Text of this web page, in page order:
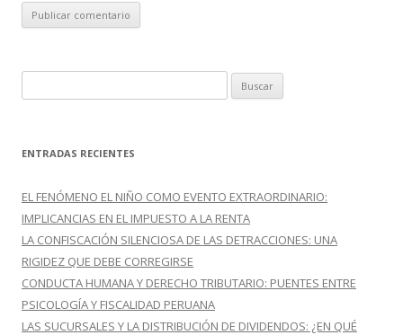
u
c
r
:
ENTRADAS RECIENTES
EL FENÓMENO EL NIÑO COMO EVENTO EXTRAORDINARIO:
IMPLICANCIAS EN EL IMPUESTO A LA RENTA
LA CONFISCACIÓN SILENCIOSA DE LAS DETRACCIONES: UNA
RIGIDEZ QUE DEBE CORREGIRSE
CONDUCTA HUMANA Y DERECHO TRIBUTARIO: PUENTES ENTRE
PSICOLOGÍA Y FISCALIDAD PERUANA
LAS SUCURSALES Y LA DISTRIBUCIÓN DE DIVIDENDOS: ¿EN QUÉ